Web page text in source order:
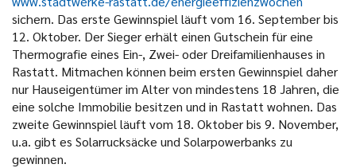
sichern. Das erste Gewinnspiel läuft vom 16. September bis
12. Oktober. Der Sieger erhält einen Gutschein für eine
Thermografie eines Ein-, Zwei- oder Dreifamilienhauses in
Rastatt. Mitmachen können beim ersten Gewinnspiel daher
nur Hauseigentümer im Alter von mindestens 18 Jahren, die
eine solche Immobilie besitzen und in Rastatt wohnen. Das
zweite Gewinnspiel läuft vom 18. Oktober bis 9. November,
u.a. gibt es Solarrucksäcke und Solarpowerbanks zu
gewinnen.